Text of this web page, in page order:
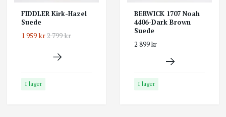
FIDDLER Kirk-Hazel
Suede
1 959 kr2 799 kr
I lager
BERWICK 1707 Noah
4406-Dark Brown
Suede
2 899 kr
I lager